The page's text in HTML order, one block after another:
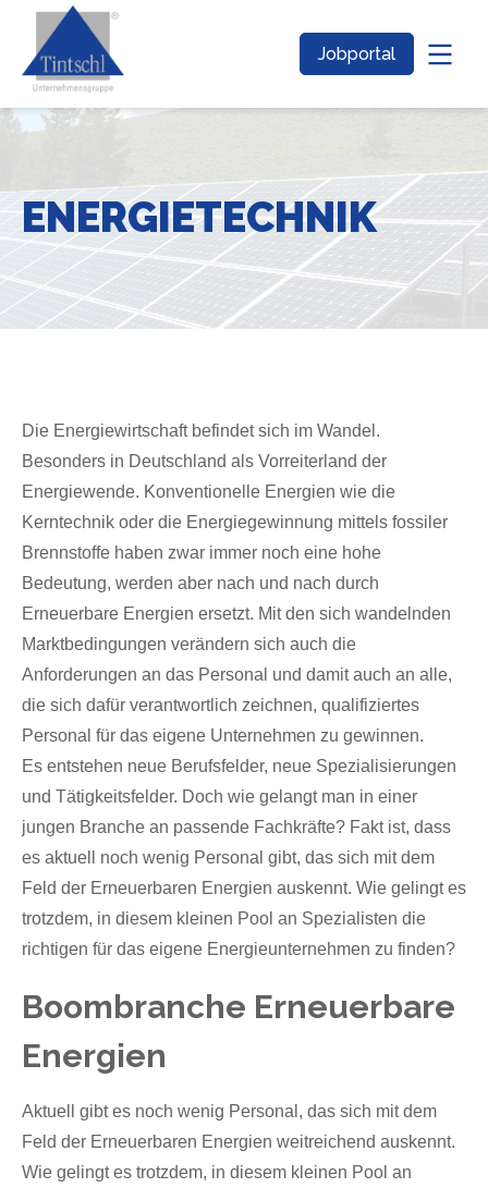
Jobportal
ENERGIETECHNIK
Die Energiewirtschaft befindet sich im Wandel.
Besonders in Deutschland als Vorreiterland der
Energiewende. Konventionelle Energien wie die
Kerntechnik oder die Energiegewinnung mittels fossiler
Brennstoffe haben zwar immer noch eine hohe
Bedeutung, werden aber nach und nach durch
Erneuerbare Energien ersetzt. Mit den sich wandelnden
Marktbedingungen verändern sich auch die
Anforderungen an das Personal und damit auch an alle,
die sich dafür verantwortlich zeichnen, qualifiziertes
Personal für das eigene Unternehmen zu gewinnen.
Es entstehen neue Berufsfelder, neue Spezialisierungen
und Tätigkeitsfelder. Doch wie gelangt man in einer
jungen Branche an passende Fachkräfte? Fakt ist, dass
es aktuell noch wenig Personal gibt, das sich mit dem
Feld der Erneuerbaren Energien auskennt. Wie gelingt es
trotzdem, in diesem kleinen Pool an Spezialisten die
richtigen für das eigene Energieunternehmen zu finden?
Boombranche Erneuerbare
Energien
Aktuell gibt es noch wenig Personal, das sich mit dem
Feld der Erneuerbaren Energien weitreichend auskennt.
Wie gelingt es trotzdem, in diesem kleinen Pool an